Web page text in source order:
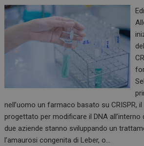
nell’uomo un farmaco basato su CRISPR,
progettato per modificare il DNA all’interno
due aziende stanno sviluppando un
l’amaurosi congenita di Leber, o…